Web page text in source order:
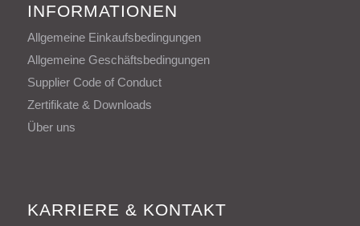
INFORMATIONEN
Allgemeine Einkaufsbedingungen
Allgemeine Geschäftsbedingungen
Supplier Code of Conduct
Zertifikate & Downloads
Über uns
KARRIERE & KONTAKT